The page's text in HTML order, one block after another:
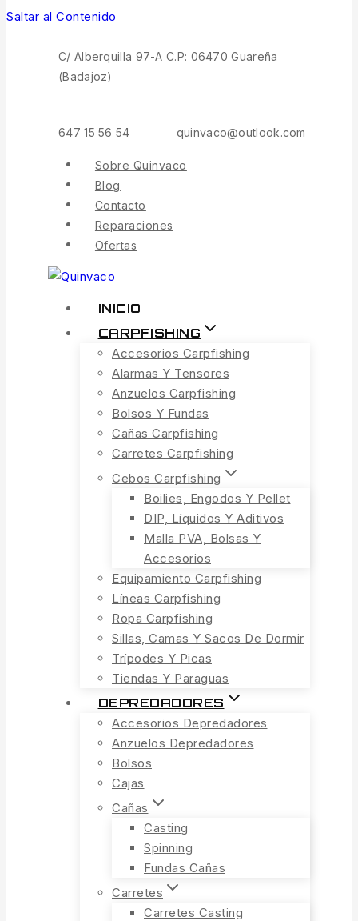
Saltar al Contenido
C/ Alberquilla 97-A C.P: 06470 Guareña
(Badajoz)
647 15 56 54 quinvaco@outlook.com
Sobre Quinvaco
Blog
Contacto
Reparaciones
Ofertas
INICIO
CARPFISHING
Accesorios Carpfishing
Alarmas Y Tensores
Anzuelos Carpfishing
Bolsos Y Fundas
Cañas Carpfishing
Carretes Carpfishing
Cebos Carpfishing
Boilies, Engodos Y Pellet
DIP, Líquidos Y Aditivos
Malla PVA, Bolsas Y
Accesorios
Equipamiento Carpfishing
Líneas Carpfishing
Ropa Carpfishing
Sillas, Camas Y Sacos De Dormir
Trípodes Y Picas
Tiendas Y Paraguas
DEPREDADORES
Accesorios Depredadores
Anzuelos Depredadores
Bolsos
Cajas
Cañas
Casting
Spinning
Fundas Cañas
Carretes
Carretes Casting